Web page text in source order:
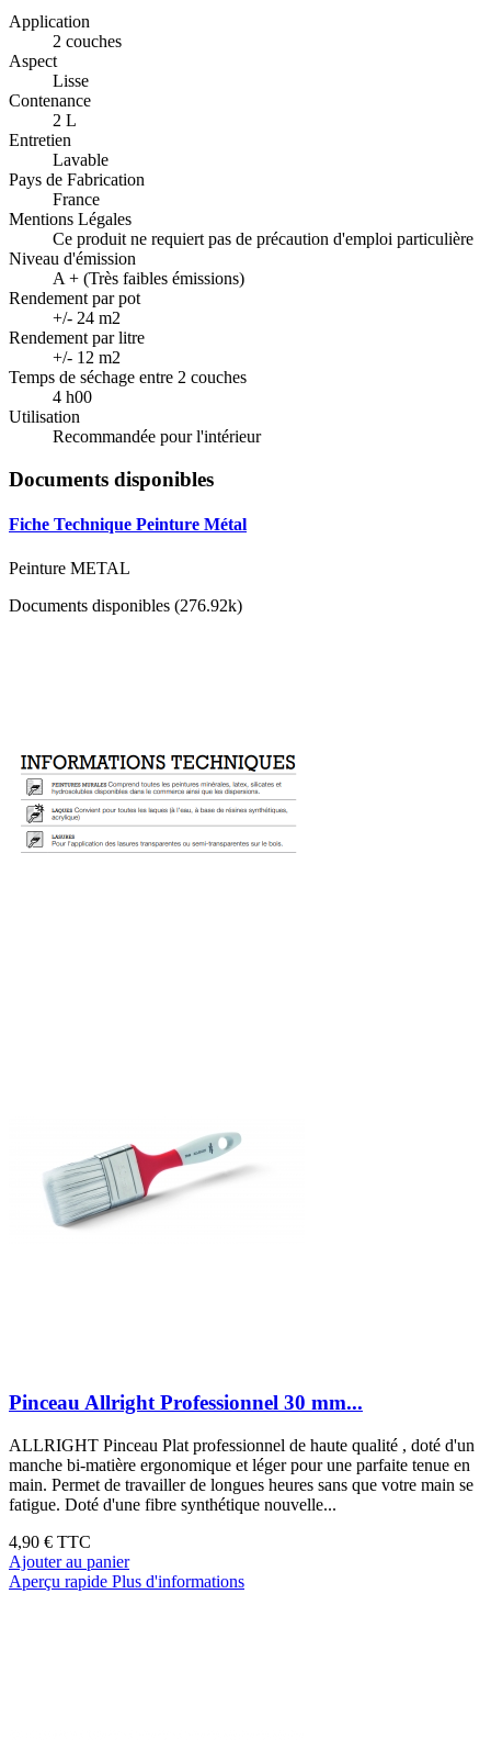
Application
2 couches
Aspect
Lisse
Contenance
2 L
Entretien
Lavable
Pays de Fabrication
France
Mentions Légales
Ce produit ne requiert pas de précaution d'emploi particulière
Niveau d'émission
A + (Très faibles émissions)
Rendement par pot
+/- 24 m2
Rendement par litre
+/- 12 m2
Temps de séchage entre 2 couches
4 h00
Utilisation
Recommandée pour l'intérieur
Documents disponibles
Fiche Technique Peinture Métal
Peinture METAL
Documents disponibles (276.92k)
Pinceau Allright Professionnel 30 mm...
ALLRIGHT Pinceau Plat professionnel de haute qualité , doté d'un
manche bi-matière ergonomique et léger pour une parfaite tenue en
main. Permet de travailler de longues heures sans que votre main se
fatigue. Doté d'une fibre synthétique nouvelle...
4,90 € TTC
Ajouter au panier
Aperçu rapide Plus d'informations